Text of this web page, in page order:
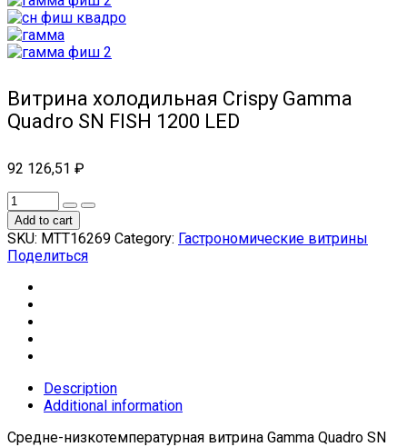
Витрина холодильная Crispy Gamma
Quadro SN FISH 1200 LED
92 126,51 ₽
Add to cart
SKU: МТТ16269 Category: Гастрономические витрины
Поделиться
Description
Additional information
Средне-низкотемпературная витрина Gamma Quadro SN